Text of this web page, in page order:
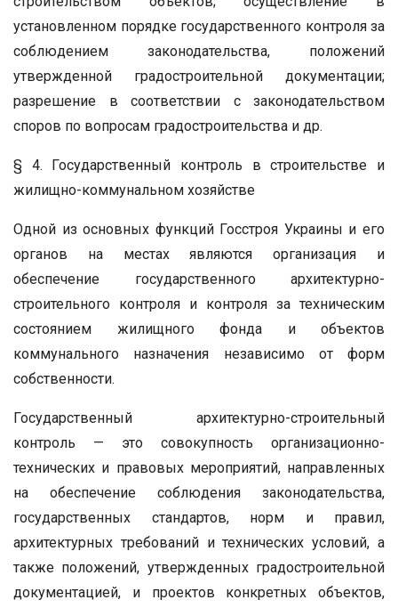
установленном порядке государственного контроля за
соблюдением законодательства, положений
утвержденной градостроительной документации;
разрешение в соответствии с законодательством
споров по вопросам градостроительства и др.
§ 4. Государственный контроль в строительстве и
жилищно-коммунальном хозяйстве
Одной из основных функций Госстроя Украины и его
органов на местах являются организация и
обеспечение государственного архитектурно-
строительного контроля и контроля за техническим
состоянием жилищного фонда и объектов
коммунального назначения независимо от форм
собственности.
Государственный архитектурно-строительный
контроль — это совокупность организационно-
технических и правовых мероприятий, направленных
на обеспечение соблюдения законодательства,
государственных стандартов, норм и правил,
архитектурных требований и технических условий, а
также положений, утвержденных градостроительной
документацией, и проектов конкретных объектов,